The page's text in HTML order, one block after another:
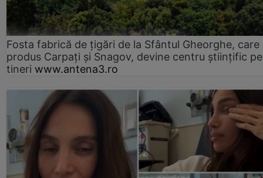
Fosta fabrică de țigări de la Sfântul Gheorghe, care
produs Carpați și Snagov, devine centru științific
tineri www.antena3.ro